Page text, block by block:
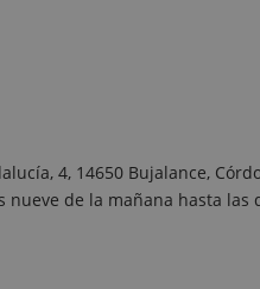
4, 14650 Bujalance,
de la mañana hasta las